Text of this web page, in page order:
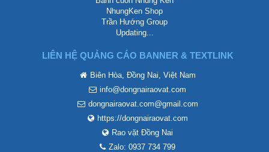
NhungKen Shop
Trần Hướng Group
Updating...
LIÊN HỆ QUẢNG CÁO BANNER & TEXTLINK
Biên Hòa, Đồng Nai, Việt Nam
info@dongnairaovat.com
dongnairaovat.com@gmail.com
https://dongnairaovat.com
Rao vặt Đồng Nai
Zalo: 0937 734 799